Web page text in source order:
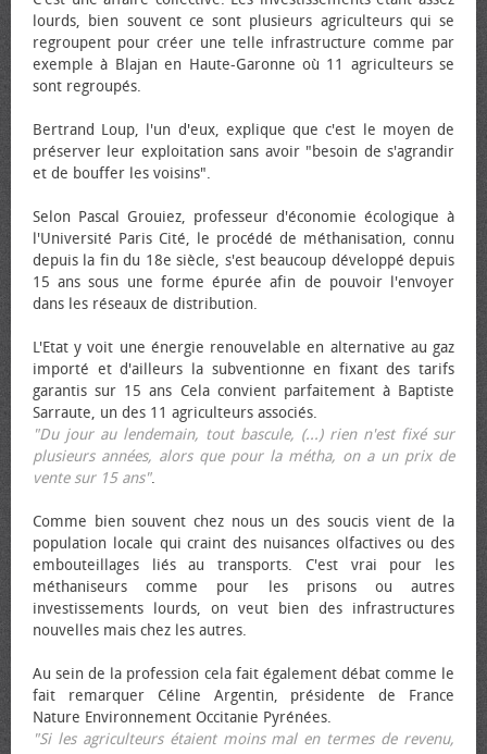
lourds, bien souvent ce sont plusieurs agriculteurs qui se
regroupent pour créer une telle infrastructure comme par
exemple à Blajan en Haute-Garonne où 11 agriculteurs se
sont regroupés.
Bertrand Loup, l'un d'eux, explique que c'est le moyen de
préserver leur exploitation sans avoir "besoin de s'agrandir
et de bouffer les voisins".
Selon Pascal Grouiez, professeur d'économie écologique à
l'Université Paris Cité, le procédé de méthanisation, connu
depuis la fin du 18e siècle, s'est beaucoup développé depuis
15 ans sous une forme épurée afin de pouvoir l'envoyer
dans les réseaux de distribution.
L'Etat y voit une énergie renouvelable en alternative au gaz
importé et d'ailleurs la subventionne en fixant des tarifs
garantis sur 15 ans Cela convient parfaitement à Baptiste
Sarraute, un des 11 agriculteurs associés.
"Du jour au lendemain, tout bascule, (...) rien n'est fixé sur
plusieurs années, alors que pour la métha, on a un prix de
vente sur 15 ans".
Comme bien souvent chez nous un des soucis vient de la
population locale qui craint des nuisances olfactives ou des
embouteillages liés au transports. C'est vrai pour les
méthaniseurs comme pour les prisons ou autres
investissements lourds, on veut bien des infrastructures
nouvelles mais chez les autres.
Au sein de la profession cela fait également débat comme le
fait remarquer Céline Argentin, présidente de France
Nature Environnement Occitanie Pyrénées.
"Si les agriculteurs étaient moins mal en termes de revenu,